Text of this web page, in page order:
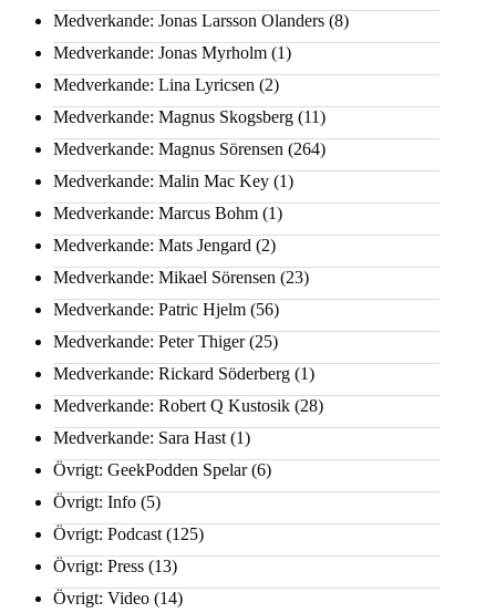
Medverkande: Jonas Larsson Olanders (8)
Medverkande: Jonas Myrholm (1)
Medverkande: Lina Lyricsen (2)
Medverkande: Magnus Skogsberg (11)
Medverkande: Magnus Sörensen (264)
Medverkande: Malin Mac Key (1)
Medverkande: Marcus Bohm (1)
Medverkande: Mats Jengard (2)
Medverkande: Mikael Sörensen (23)
Medverkande: Patric Hjelm (56)
Medverkande: Peter Thiger(25)
Medverkande: Rickard Söderberg (1)
Medverkande: Robert Q Kustosik (28)
Medverkande: Sara Hast (1)
Övrigt: GeekPodden Spelar(6)
Övrigt: Info (5)
Övrigt: Podcast (125)
Övrigt: Press (13)
Övrigt: Video (14)